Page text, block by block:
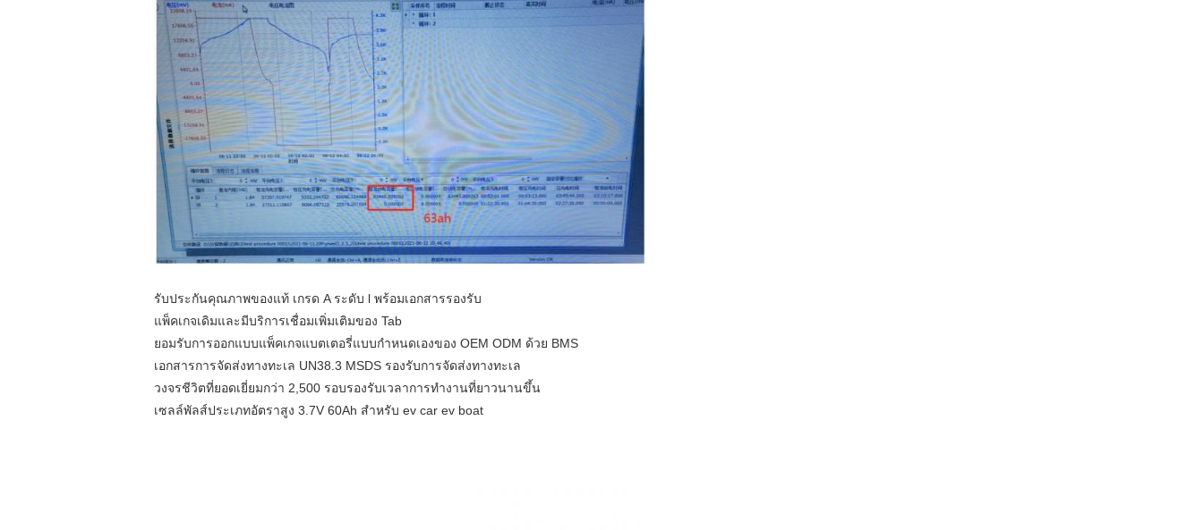
รับประกันคุณภาพของแท้ เกรด A ระดับ l พร้อมเอกสารรองรับ
แพ็คเกจเดิมและมีบริการเชื่อมเพิ่มเติมของ Tab
ยอมรับการออกแบบแพ็คเกจแบตเตอรี่แบบกำหนดเองของ OEM ODM ด้วย BMS
เอกสารการจัดส่งทางทะเล UN38.3 MSDS รองรับการจัดส่งทางทะเล
วงจรชีวิตที่ยอดเยี่ยมกว่า 2,500 รอบรองรับเวลาการทำงานที่ยาวนานขึ้น
เซลล์พัลส์ประเภทอัตราสูง 3.7V 60Ah สำหรับ ev car ev boat